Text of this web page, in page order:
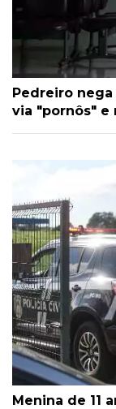
Pedreiro
via "pornôs" e
Menina de 11